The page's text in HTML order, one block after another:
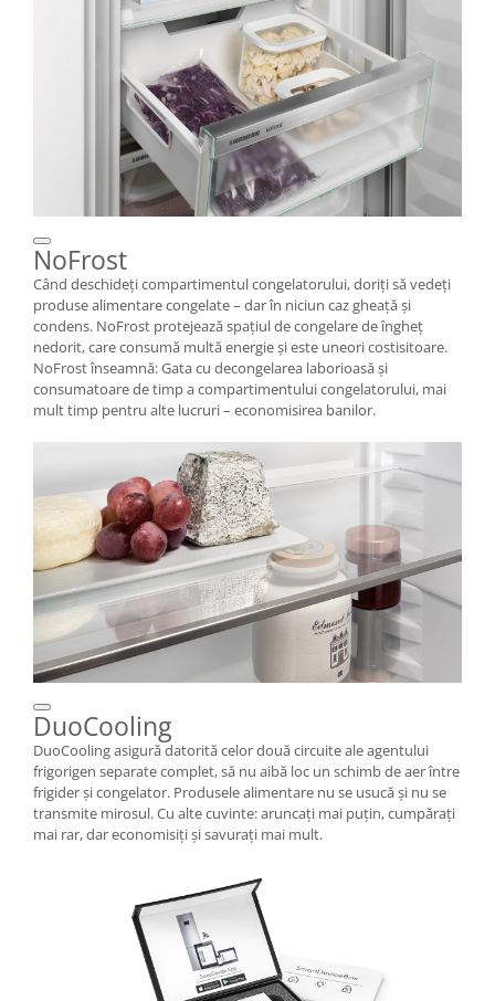
NoFrost
Când deschideţi compartimentul congelatorului, doriţi să vedeţi
produse alimentare congelate – dar în niciun caz gheaţă şi
condens. NoFrost protejează spaţiul de congelare de îngheţ
nedorit, care consumă multă energie şi este uneori costisitoare.
NoFrost înseamnă: Gata cu decongelarea laborioasă şi
consumatoare de timp a compartimentului congelatorului, mai
mult timp pentru alte lucruri – economisirea banilor.
DuoCooling
DuoCooling asigură datorită celor două circuite ale agentului
frigorigen separate complet, să nu aibă loc un schimb de aer între
frigider şi congelator. Produsele alimentare nu se usucă şi nu se
transmite mirosul. Cu alte cuvinte: aruncaţi mai puţin, cumpăraţi
mai rar, dar economisiţi şi savuraţi mai mult.